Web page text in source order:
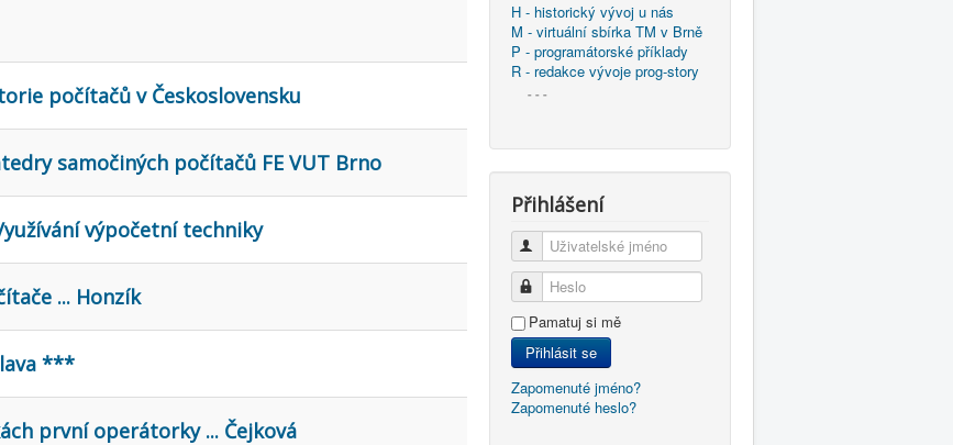
počítačů v Československu
samočiných počítačů FE VUT Brno
výpočetní techniky
... Honzík
***
první operátorky ... Čejková
H - historický vývoj u nás
M - virtuální sbírka TM v Brně
P - programátorské příklady
R - redakce vývoje prog-story
- - -
Přihlášení
Uživatelské jméno
Heslo
Pamatuj si mě
Přihlásit se
Zapomenuté jméno?
Zapomenuté heslo?